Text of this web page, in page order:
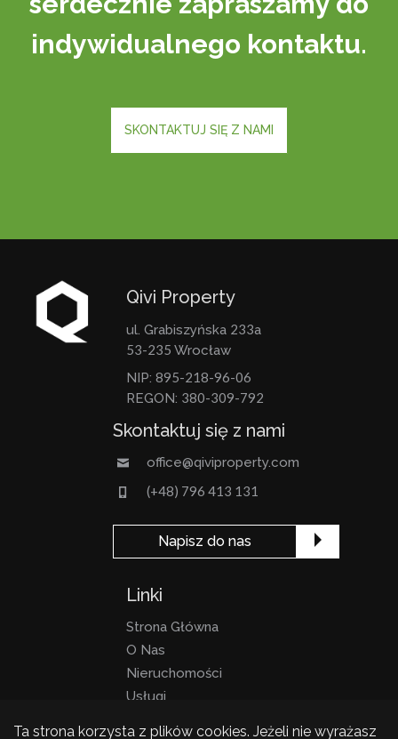
indywidualnego kontaktu.
SKONTAKTUJ SIĘ Z NAMI
Ta strona korzysta z plików cookies. Jeżeli nie wyrażasz
Qivi Property
ul. Grabiszyńska 233a
53-235 Wrocław
NIP: 895-218-96-06
REGON: 380-309-792
Skontaktuj się z nami
office@qiviproperty.com
(+48) 796 413 131
Napisz do nas
Linki
Strona Główna
O Nas
Nieruchomości
Usługi